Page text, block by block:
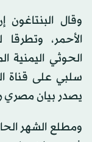
وقال البنتاغون
الأحمر،
الحوثي اليمنية
سلبي على قناة
يصدر بيان مصري
ومطلع الشهر